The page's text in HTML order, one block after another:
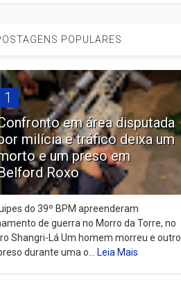
POPULARES
1
em área disputada
milícia e tráfico deixa um
e um preso em
Roxo
do 39º BPM apreenderam
de guerra no Morro da Torre, no
Shangri-Lá Um homem morreu e outro
durante uma o...Leia Mais